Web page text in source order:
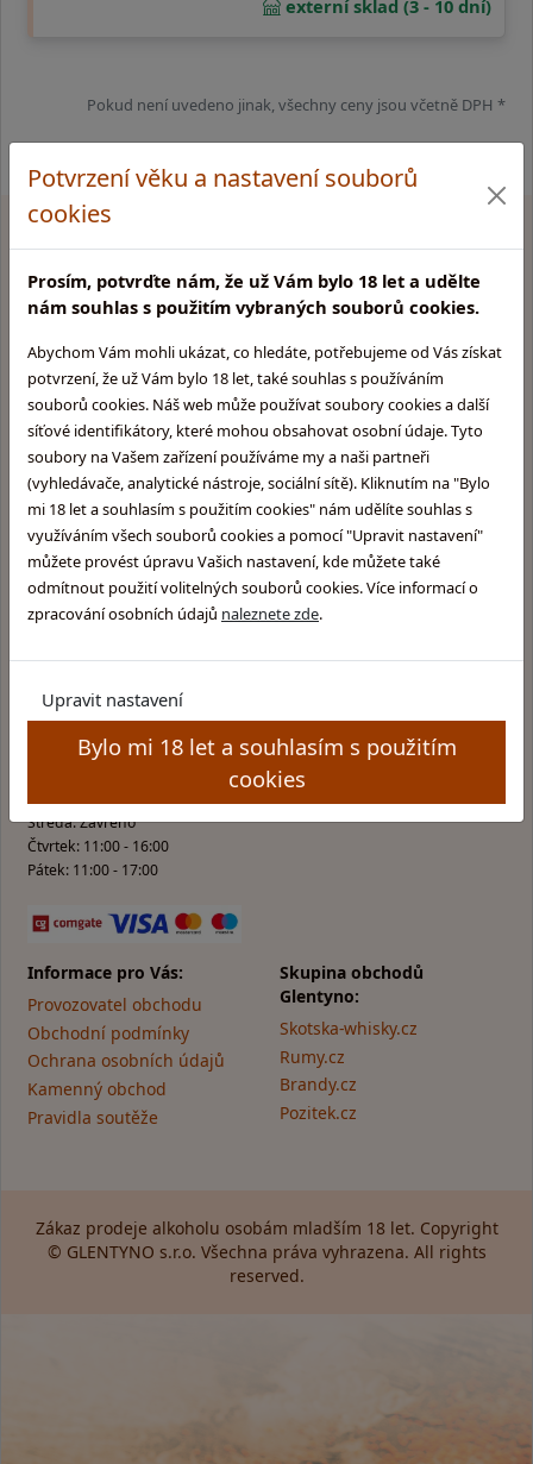
Potvrzení věku a nastavení souborů
cookies
Prosím, potvrďte nám, že už Vám bylo 18 let a udělte
nám souhlas s použitím vybraných souborů cookies.
Abychom Vám mohli ukázat, co hledáte, potřebujeme od Vás získat
potvrzení, že už Vám bylo 18 let, také souhlas s používáním
souborů cookies. Náš web může používat soubory cookies a další
síťové identifikátory, které mohou obsahovat osobní údaje. Tyto
soubory na Vašem zařízení používáme my a naši partneři
(vyhledávače, analytické nástroje, sociální sítě). Kliknutím na "Bylo
mi 18 let a souhlasím s použitím cookies" nám udělíte souhlas s
využíváním všech souborů cookies a pomocí "Upravit nastavení"
můžete provést úpravu Vašich nastavení, kde můžete také
odmítnout použití volitelných souborů cookies. Více informací o
zpracování osobních údajů naleznete zde.
Upravit nastavení
Bylo mi 18 let a souhlasím s použitím
cookies
externí sklad (3 - 10 dní)
Pokud není uvedeno jinak, všechny ceny jsou včetně DPH *
Pročnakupovat u nás ?
Rychlé a bezpečné dodání
Dárky k nákupu, fan shop
Velký výběr skladem
Informace pro Vás:
Provozovatel obchodu
Obchodní podmínky
Ochrana osobních údajů
Kamenný obchod
Pravidla soutěže
Skupina obchodů
Glentyno:
Skotska-whisky.cz
Rumy.cz
Brandy.cz
Pozitek.cz
Kamenná prodejna v Praze
Glentyno Whisky Shop
Zobrazit mapu
Otevírací doba:
Středa: Zavřeno
Čtvrtek: 11:00 - 16:00
Pátek: 11:00 - 17:00
Zákaz prodeje alkoholu osobám mladším 18 let. Copyright
© GLENTYNO s.r.o. Všechna práva vyhrazena. All rights
reserved.